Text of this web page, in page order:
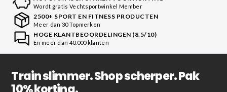
Wordt gratis Vechtsportwinkel Member
2500+ SPORT EN FITNESS PRODUCTEN
Meer dan 30 Topmerken
HOGE KLANTBEOORDELINGEN (8.5/10)
En meer dan 40.000 klanten
Train slimmer. Shop scherper. Pak